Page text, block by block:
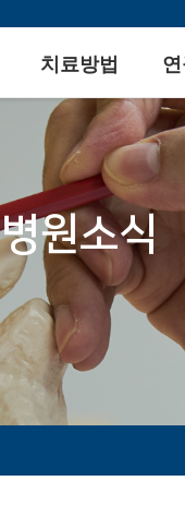
치료방법
병원소식